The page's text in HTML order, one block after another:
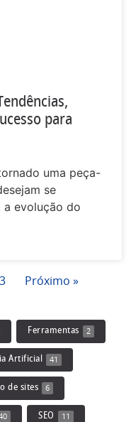
para
uma peça-
se
a evolução do
3 Próximo »
Ferramentas 2
Artificial 41
de sites 6
SEO 11